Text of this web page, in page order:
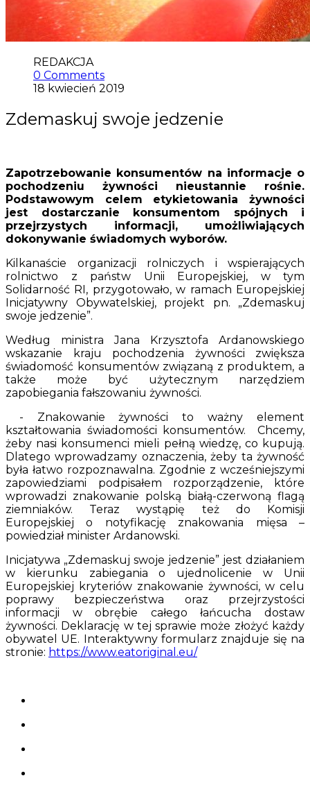
REDAKCJA
0 Comments
18 kwiecień 2019
Zdemaskuj swoje jedzenie
Zapotrzebowanie konsumentów na informacje o
pochodzeniu żywności nieustannie rośnie.
Podstawowym celem etykietowania żywności
jest dostarczanie konsumentom spójnych i
przejrzystych informacji, umożliwiających
dokonywanie świadomych wyborów.
Kilkanaście organizacji rolniczych i wspierających
rolnictwo z państw Unii Europejskiej, w tym
Solidarność RI, przygotowało, w ramach Europejskiej
Inicjatywny Obywatelskiej, projekt pn. „Zdemaskuj
swoje jedzenie”.
Według ministra Jana Krzysztofa Ardanowskiego
wskazanie kraju pochodzenia żywności zwiększa
świadomość konsumentów związaną z produktem, a
także może być użytecznym narzędziem
zapobiegania fałszowaniu żywności.
- Znakowanie żywności to ważny element
kształtowania świadomości konsumentów. Chcemy,
żeby nasi konsumenci mieli pełną wiedzę, co kupują.
Dlatego wprowadzamy oznaczenia, żeby ta żywność
była łatwo rozpoznawalna. Zgodnie z wcześniejszymi
zapowiedziami podpisałem rozporządzenie, które
wprowadzi znakowanie polską białą-czerwoną flagą
ziemniaków. Teraz wystąpię też do Komisji
Europejskiej o notyfikację znakowania mięsa –
powiedział minister Ardanowski.
Inicjatywa „Zdemaskuj swoje jedzenie” jest działaniem
w kierunku zabiegania o ujednolicenie w Unii
Europejskiej kryteriów znakowanie żywności, w celu
poprawy bezpieczeństwa oraz przejrzystości
informacji w obrębie całego łańcucha dostaw
żywności. Deklarację w tej sprawie może złożyć każdy
obywatel UE. Interaktywny formularz znajduje się na
stronie: https://www.eatoriginal.eu/